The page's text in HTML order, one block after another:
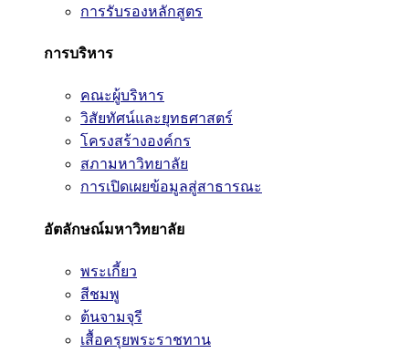
การรับรองหลักสูตร
การบริหาร
คณะผู้บริหาร
วิสัยทัศน์และยุทธศาสตร์
โครงสร้างองค์กร
สภามหาวิทยาลัย
การเปิดเผยข้อมูลสู่สาธารณะ
อัตลักษณ์มหาวิทยาลัย
พระเกี้ยว
สีชมพู
ต้นจามจุรี
เสื้อครุยพระราชทาน